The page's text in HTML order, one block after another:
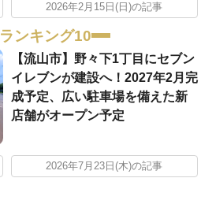
2026年2月15日(日)の記事
ランキング10
【流山市】野々下1丁目にセブン
イレブンが建設へ！2027年2月完
成予定、広い駐車場を備えた新
店舗がオープン予定
2026年7月23日(木)の記事